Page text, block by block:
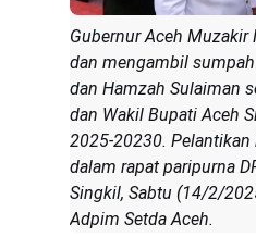
Gubernur Aceh Muzakir
dan mengambil
dan Hamzah Sulaiman
dan Wakil Bupati Aceh
2025-20230.
dalam rapat paripurna
Singkil, Sabtu (14/2/
Adpim Setda Aceh.